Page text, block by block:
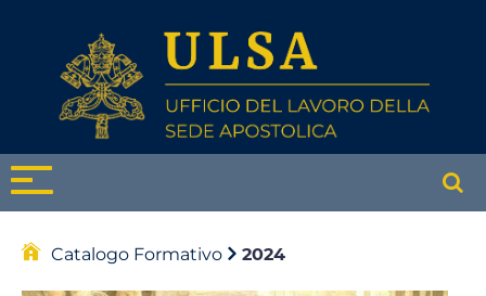
Catalogo Formativo 2024